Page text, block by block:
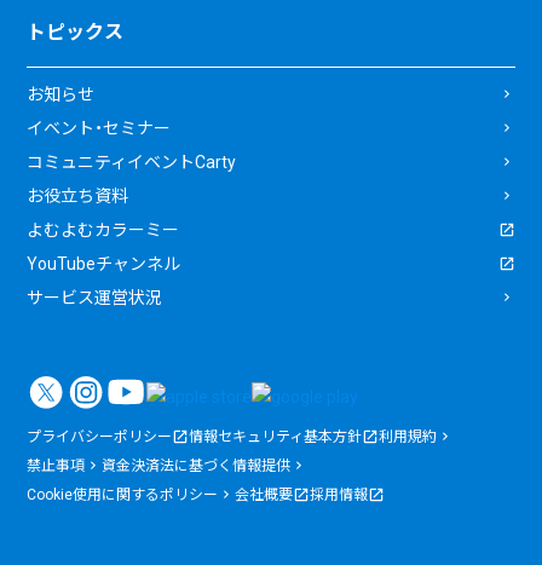
トピックス
お知らせ
イベント・セミナー
コミュニティイベントCarty
お役立ち資料
よむよむカラーミー
YouTubeチャンネル
サービス運営状況
プライバシーポリシー 情報セキュリティ基本方針
利用規約
禁止事項
資金決済法に基づく情報提供
Cookie使用に関するポリシー
会社概要 採用情報